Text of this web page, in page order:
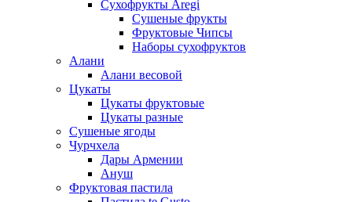
Сухофрукты Aregi
Сушеные фрукты
Фруктовые Чипсы
Наборы сухофруктов
Алани
Алани весовой
Цукаты
Цукаты фруктовые
Цукаты разные
Сушеные ягоды
Чурчхела
Дары Армении
Ануш
Фруктовая пастила